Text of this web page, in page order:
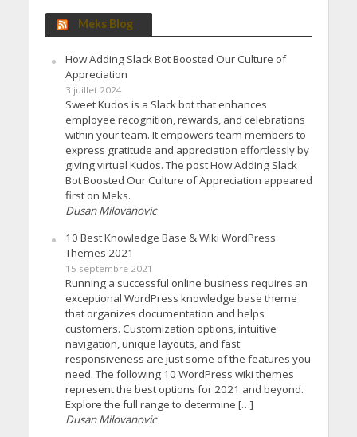
Meks Blog
How Adding Slack Bot Boosted Our Culture of
Appreciation
3 juillet 2024
Sweet Kudos is a Slack bot that enhances
employee recognition, rewards, and celebrations
within your team. It empowers team members to
express gratitude and appreciation effortlessly by
giving virtual Kudos. The post How Adding Slack
Bot Boosted Our Culture of Appreciation appeared
first on Meks.
Dusan Milovanovic
10 Best Knowledge Base & Wiki WordPress
Themes 2021
15 septembre 2021
Running a successful online business requires an
exceptional WordPress knowledge base theme
that organizes documentation and helps
customers. Customization options, intuitive
navigation, unique layouts, and fast
responsiveness are just some of the features you
need. The following 10 WordPress wiki themes
represent the best options for 2021 and beyond.
Explore the full range to determine […]
Dusan Milovanovic